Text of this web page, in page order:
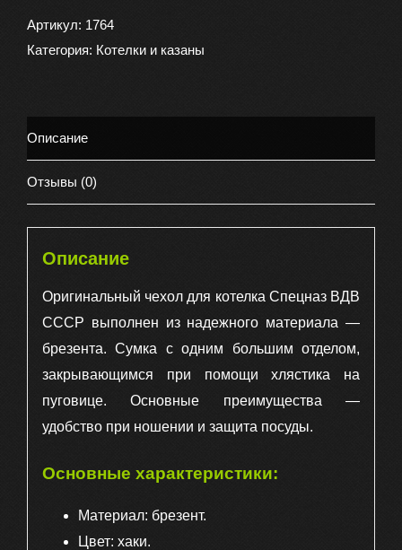
для
котелка
оригинал,
хаки
Артикул: 1764
Категория: Котелки и казаны
Описание
Отзывы (0)
Описание
Оригинальный чехол для котелка Спецназ ВДВ
СССР выполнен из надежного материала —
брезента. Сумка с одним большим отделом,
закрывающимся при помощи хлястика на
пуговице. Основные преимущества —
удобство при ношении и защита посуды.
Основные характеристики:
Материал: брезент.
Цвет: хаки.